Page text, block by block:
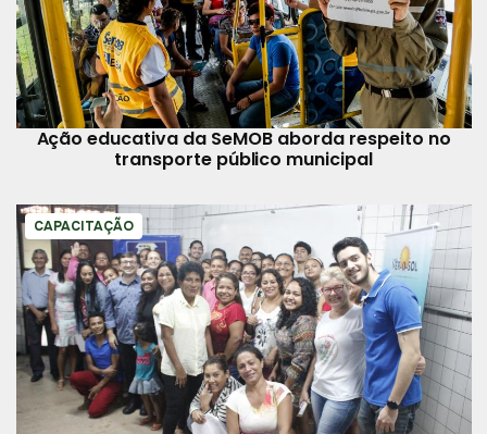
Ação educativa da SeMOB aborda respeito no
transporte público municipal
CAPACITAÇÃO